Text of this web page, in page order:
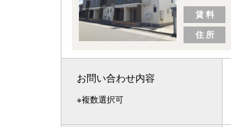
住 所
賃 料
お問い合わせ内容
※複数選択可